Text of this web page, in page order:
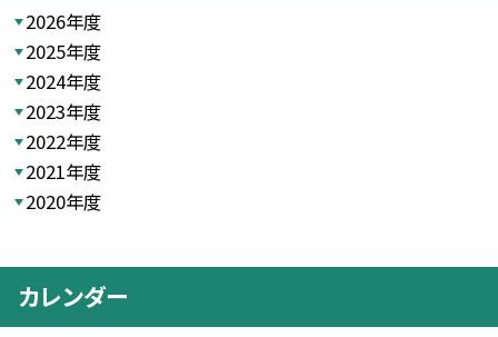
2026年度
2025年度
2024年度
2023年度
2022年度
2021年度
2020年度
カレンダー